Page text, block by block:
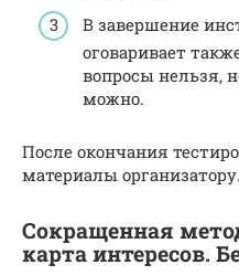
В завершение
оговаривает
вопросы нельзя,
можно.
После окончания
материалы организатору.
Сокращенная
карта интересов.